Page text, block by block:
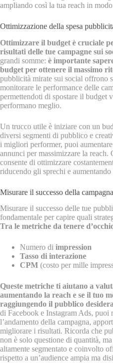
ampliando così la tua reach in
Ottimizzazione della spesa
Ottimizzare il budget è cruciale
risultati delle tue campagne sui
grandi somme: è importante
budget per ottenere il massimo
pubblicità mirate sui social offrono
monitorare le performance delle
permettendoti di spostare il budget
performano meglio.
Un trucco utile è iniziare con un
diversi segmenti di pubblico e
i migliori performer, puoi
annunci per massimizzare la reach.
consente di ottimizzare
riducendo gli sprechi e
Misurare il successo della campagna
Misurare il successo delle tue
fondamentale per capire quali
Tra le metriche da tenere
Numero di impression
Tasso di interazione
CPM (costo per mille
Queste metriche ti aiutano a
aumentando la reach e se il tuo
raggiungendo il pubblico
di Facebook e Instagram Ads, puoi
l’andamento della campagna,
migliorare i risultati. Ricorda che
non è solo questione di quantità,
altamente segmentato e coinvolto
rispetto a un’audience ampia ma